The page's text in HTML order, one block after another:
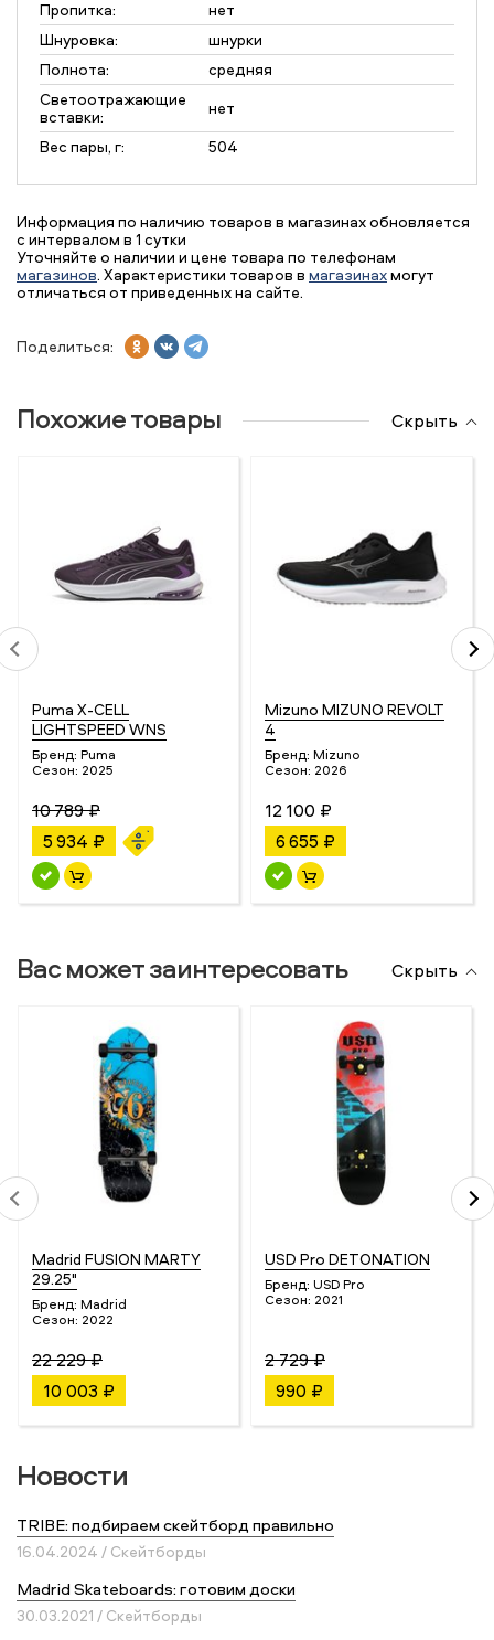
Пропитка:
нет
Шнуровка:
шнурки
Полнота:
средняя
Светоотражающие
вставки:
нет
Вес пары, г:
504
Информация по наличию товаров в магазинах обновляется
с интервалом в 1 сутки
Уточняйте о наличии и цене товара по телефонам
магазинов. Характеристики товаров в магазинахмогут
отличаться от приведенных на сайте.
Поделиться:
Похожие товары Скрыть
Puma X-CELL
LIGHTSPEED WNS
Бренд: Puma
Сезон: 2025
10 789 ₽
5 934 ₽
Mizuno MIZUNO REVOLT
4
Бренд: Mizuno
Сезон: 2026
12 100 ₽
6 655 ₽
Вас может заинтересовать Скрыть
Madrid FUSION MARTY
29.25"
Бренд: Madrid
Сезон: 2022
22 229 ₽
10 003 ₽
USD Pro DETONATION
Бренд: USD Pro
Сезон: 2021
2 729 ₽
990 ₽
Новости
TRIBE: подбираем скейтборд правильно
16.04.2024 / Скейтборды
Madrid Skateboards: готовим доски
30.03.2021 / Скейтборды